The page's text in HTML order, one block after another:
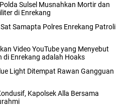
Sulsel Musnahkan Mortir dan
di Enrekang
Samapta Polres Enrekang Patroli
Video YouTube yang Menyebut
di Enrekang adalah Hoaks
Light Ditempat Rawan Gangguan
Kapolsek Alla Bersama